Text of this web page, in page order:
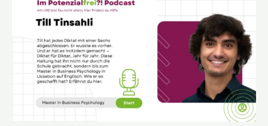
Job:
Till
Tinsahli
über
Offenheit
und
Resilienz